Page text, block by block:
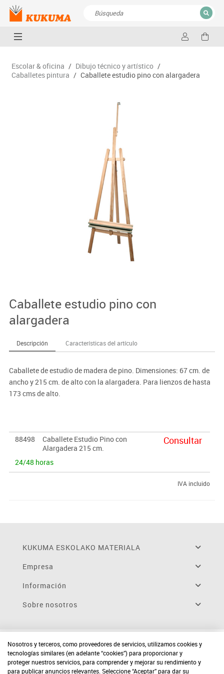
CERRAR
Escolar & oficina / Dibujo técnico y artístico /
Caballetes pintura / Caballete estudio pino con alargadera
Caballete estudio pino con
alargadera
Descripción Características del artículo
Caballete de estudio de madera de pino. Dimensiones: 67 cm. de
ancho y 215 cm. de alto con la alargadera. Para lienzos de hasta
173 cms de alto.
88498
Caballete Estudio Pino con
Alargadera 215 cm.
24/48 horas
Consultar
IVA incluido
KUKUMA ESKOLAKO MATERIALA
Empresa
Información
Sobre nosotros
Nosotros y terceros, como proveedores de servicios, utilizamos cookies y
tecnologías similares (en adelante “cookies”) para proporcionar y
proteger nuestros servicios, para comprender y mejorar su rendimiento y
para publicar anuncios relevantes. Seleccione “Aceptar” para dar su